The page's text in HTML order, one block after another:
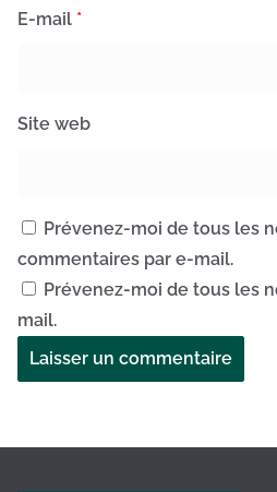
E-mail *
Site web
Prévenez-moi de tous les
commentaires par e-mail.
Prévenez-moi de tous les
mail.